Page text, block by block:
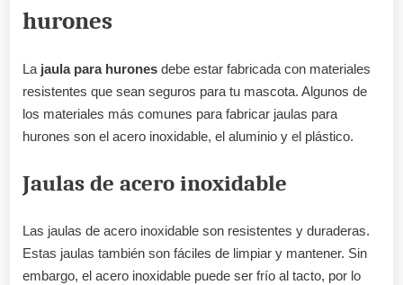
hurones
La jaula para hurones debe estar fabricada con materiales
resistentes que sean seguros para tu mascota. Algunos de
los materiales más comunes para fabricar jaulas para
hurones son el acero inoxidable, el aluminio y el plástico.
Jaulas de acero inoxidable
Las jaulas de acero inoxidable son resistentes y duraderas.
Estas jaulas también son fáciles de limpiar y mantener. Sin
embargo, el acero inoxidable puede ser frío al tacto, por lo